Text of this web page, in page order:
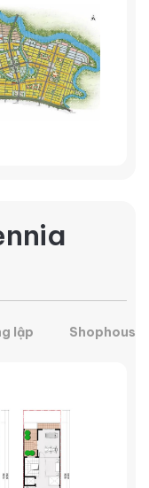
lập Shophouse